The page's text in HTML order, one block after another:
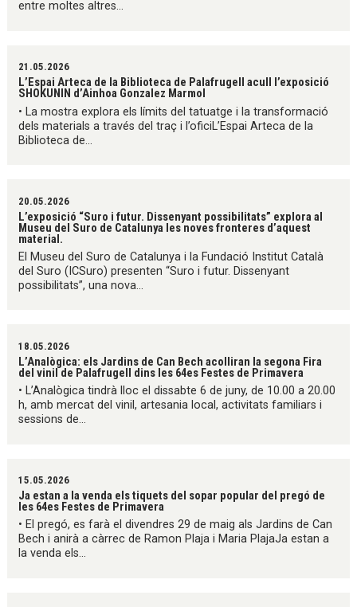
entre moltes altres...
21.05.2026
L’Espai Arteca de la Biblioteca de Palafrugell acull l’exposició
SHOKUNIN d’Ainhoa Gonzalez Marmol
• La mostra explora els límits del tatuatge i la transformació
dels materials a través del traç i l’oficiL’Espai Arteca de la
Biblioteca de...
20.05.2026
L’exposició “Suro i futur. Dissenyant possibilitats” explora al
Museu del Suro de Catalunya les noves fronteres d’aquest
material.
El Museu del Suro de Catalunya i la Fundació Institut Català
del Suro (ICSuro) presenten “Suro i futur. Dissenyant
possibilitats”, una nova...
18.05.2026
L’Analògica: els Jardins de Can Bech acolliran la segona Fira
del vinil de Palafrugell dins les 64es Festes de Primavera
• L’Analògica tindrà lloc el dissabte 6 de juny, de 10.00 a 20.00
h, amb mercat del vinil, artesania local, activitats familiars i
sessions de...
15.05.2026
Ja estan a la venda els tiquets del sopar popular del pregó de
les 64es Festes de Primavera
• El pregó, es farà el divendres 29 de maig als Jardins de Can
Bech i anirà a càrrec de Ramon Plaja i Maria PlajaJa estan a
la venda els...